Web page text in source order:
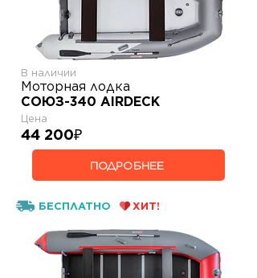
В наличии
Моторная лодка
СОЮЗ-340 AIRDECK
Цена
44 200₽
ПОДРОБНЕЕ
БЕСПЛАТНО ХИТ!